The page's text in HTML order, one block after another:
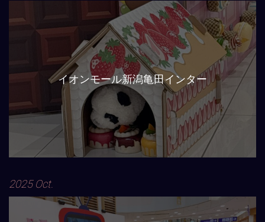
イオンモール新潟亀田インター
2025 Oct.